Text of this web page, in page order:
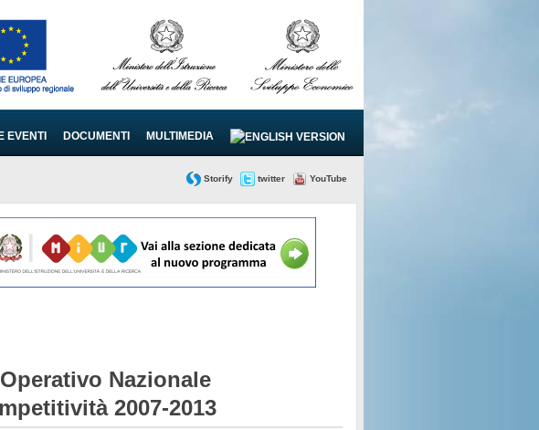
EVENTI DOCUMENTI MULTIMEDIA
Storify twitter YouTube
Nazionale
2007-2013